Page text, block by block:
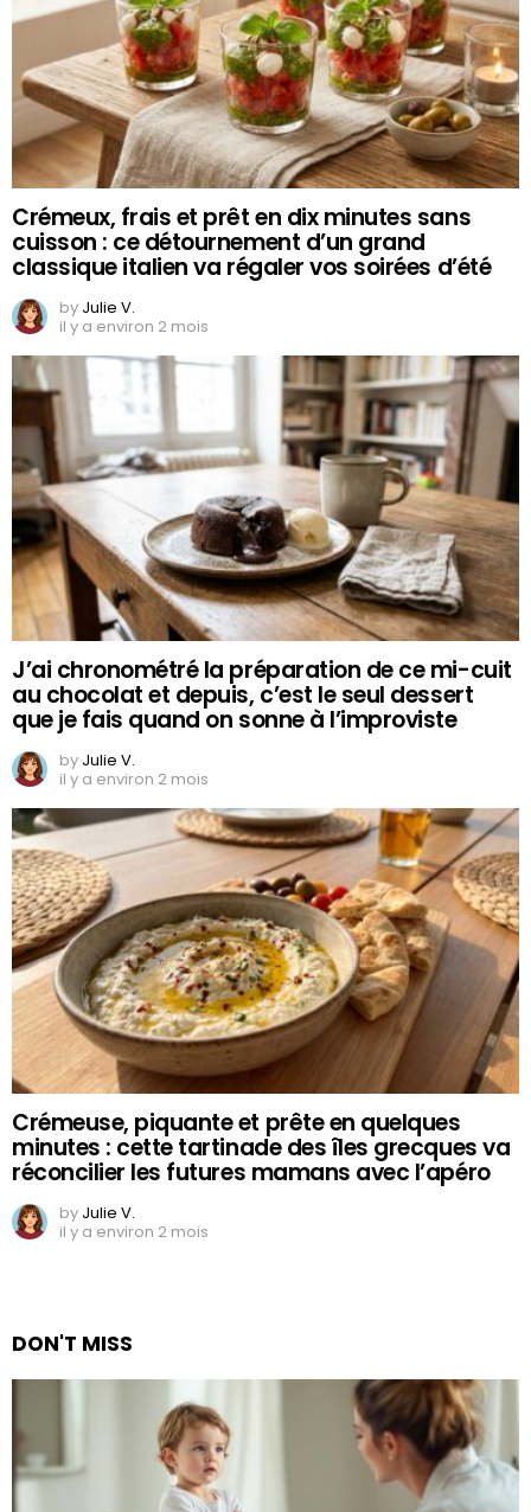
Crémeux, frais et prêt en dix minutes sans
cuisson : ce détournement d’un grand
classique italien va régaler vos soirées d’été
by Julie V.
il y a environ 2 mois
J’ai chronométré la préparation de ce mi-cuit
au chocolat et depuis, c’est le seul dessert
que je fais quand on sonne à l’improviste
by Julie V.
il y a environ 2 mois
Crémeuse, piquante et prête en quelques
minutes : cette tartinade des îles grecques va
réconcilier les futures mamans avec l’apéro
by Julie V.
il y a environ 2 mois
DON'T MISS